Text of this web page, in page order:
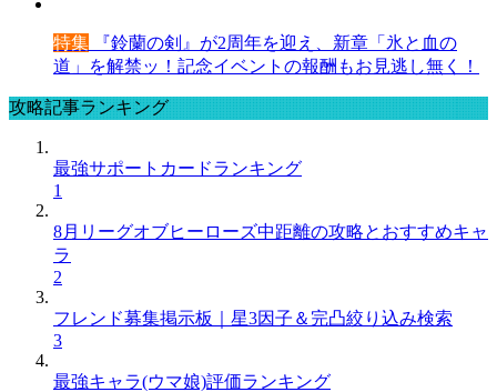
特集 『鈴蘭の剣』が2周年を迎え、新章「氷と血の
道」を解禁ッ！記念イベントの報酬もお見逃し無く！
攻略記事ランキング
最強サポートカードランキング
1
8月リーグオブヒーローズ中距離の攻略とおすすめキャ
ラ
2
フレンド募集掲示板｜星3因子＆完凸絞り込み検索
3
最強キャラ(ウマ娘)評価ランキング